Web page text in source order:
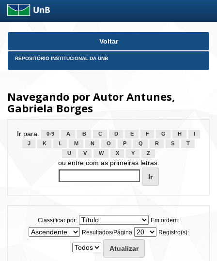
Skip
Voltar
REPOSITÓRIO INSTITUCIONAL DA UNB
Navegando por Autor Antunes,
Gabriela Borges
Ir para: 0-9 A B C D E F G H
J
K L M N O P Q R S
T
U
V W X Y Z
ou entre com as primeiras letras:
Classificar por:
Em ordem:
Resultados/Página
Registro(s):